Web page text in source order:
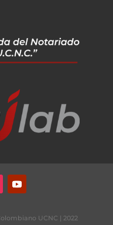
UCNC | 2022